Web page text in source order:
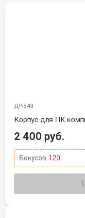
ДР-549
Корпус для ПК
2 400 руб.
Бонусов: 120